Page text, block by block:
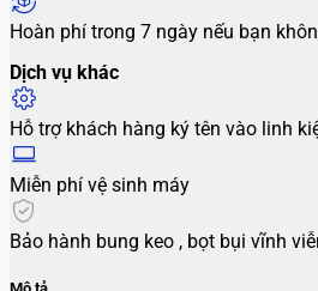
Hoàn phí trong 7 ngày nếu bạn
Dịch vụ khác
Hỗ trợ khách hàng ký tên vào linh
Miễn phí vệ sinh máy
Bảo hành bung keo , bọt bụi vĩnh